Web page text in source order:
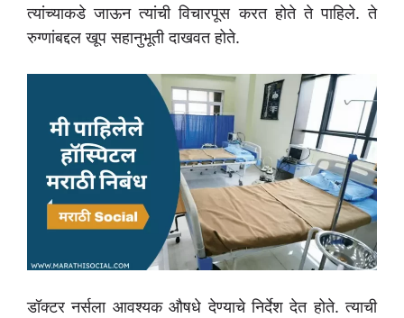
त्यांच्याकडे जाऊन त्यांची विचारपूस करत होते ते पाहिले. ते
रुग्णांबद्दल खूप सहानुभूती दाखवत होते.
डॉक्टर नर्सला आवश्यक औषधे देण्याचे निर्देश देत होते. त्याची